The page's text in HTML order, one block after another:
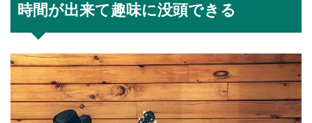
時間が出来て趣味に没頭できる